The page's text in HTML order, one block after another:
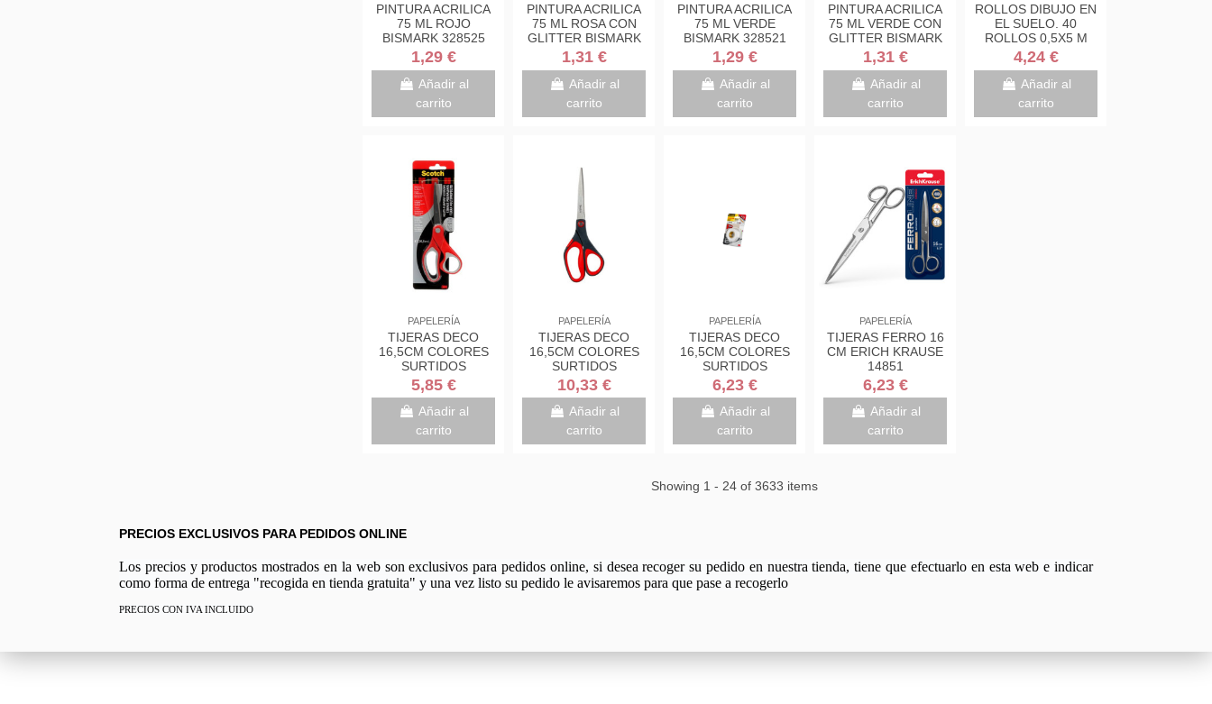
PINTURA ACRILICA
75 ML ROJO
BISMARK 328525
1,29 €
Añadir al
carrito
PINTURA ACRILICA
75 ML ROSA CON
GLITTER BISMARK
328671
1,31 €
Añadir al
carrito
PINTURA ACRILICA
75 ML VERDE
BISMARK 328521
1,29 €
Añadir al
carrito
PINTURA ACRILICA
75 ML VERDE CON
GLITTER BISMARK
328675
1,31 €
Añadir al
carrito
ROLLOS DIBUJO EN
EL SUELO. 40
ROLLOS 0,5X5 M
GUARRO CANSON
KIDS C200003210
4,24 €
Añadir al
carrito
PAPELERÍA
TIJERAS DECO
16,5CM COLORES
SURTIDOS
VERDE/AZUL/ROSA
1561DS-M SCOTH
7000034004
5,85 €
Añadir al
carrito
PAPELERÍA
TIJERAS DECO
16,5CM COLORES
SURTIDOS
VERDE/AZUL/ROSA
1561DS-M SCOTH
7000034004
10,33 €
Añadir al
carrito
PAPELERÍA
TIJERAS DECO
16,5CM COLORES
SURTIDOS
VERDE/AZUL/ROSA
1561DS-M SCOTH
7000034004
6,23 €
Añadir al
carrito
PAPELERÍA
TIJERAS FERRO 16
CM ERICH KRAUSE
14851
6,23 €
Añadir al
carrito
Showing 1 - 24 of 3633 items
PRECIOS EXCLUSIVOS PARA PEDIDOS ONLINE
Los precios y productos mostrados en la web son exclusivos para pedidos online, si desea recoger su pedido en nuestra tienda, tiene que efectuarlo en esta web e indicar
como forma de entrega "recogida en tienda gratuita" y una vez listo su pedido le avisaremos para que pase a recogerlo
PRECIOS CON IVA INCLUIDO